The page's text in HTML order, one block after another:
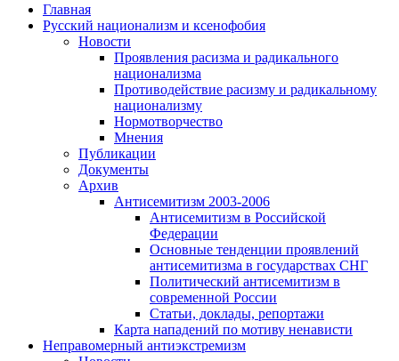
Главная
Русский национализм и ксенофобия
Новости
Проявления расизма и радикального
национализма
Противодействие расизму и радикальному
национализму
Нормотворчество
Мнения
Публикации
Документы
Архив
Антисемитизм 2003-2006
Антисемитизм в Российской
Федерации
Основные тенденции проявлений
антисемитизма в государствах СНГ
Политический антисемитизм в
современной России
Статьи, доклады, репортажи
Карта нападений по мотиву ненависти
Неправомерный антиэкстремизм